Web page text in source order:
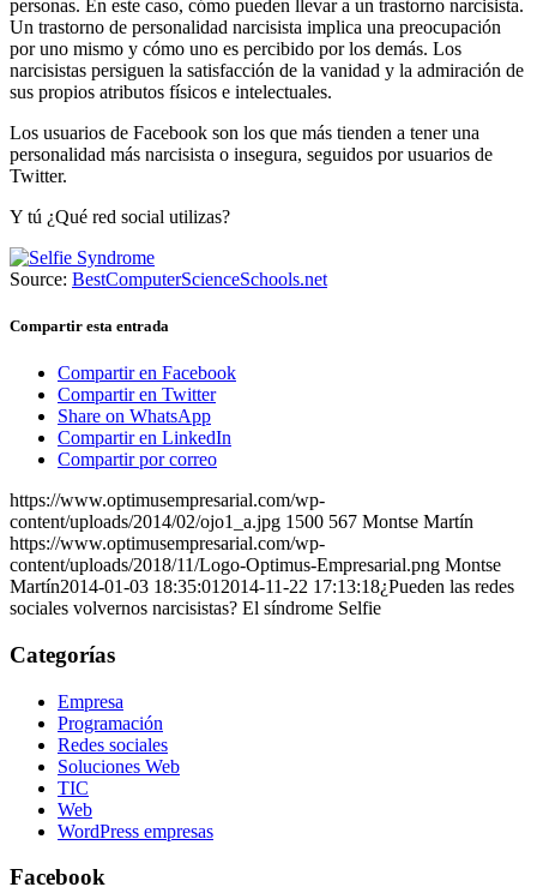
personas. En este caso, cómo pueden llevar a un trastorno narcisista.
Un trastorno de personalidad narcisista implica una preocupación
por uno mismo y cómo uno es percibido por los demás. Los
narcisistas persiguen la satisfacción de la vanidad y la admiración de
sus propios atributos físicos e intelectuales.
Los usuarios de Facebook son los que más tienden a tener una
personalidad más narcisista o insegura, seguidos por usuarios de
Twitter.
Y tú ¿Qué red social utilizas?
Source: BestComputerScienceSchools.net
Compartir esta entrada
Compartir en Facebook
Compartir en Twitter
Share on WhatsApp
Compartir en LinkedIn
Compartir por correo
https://www.optimusempresarial.com/wp-
content/uploads/2014/02/ojo1_a.jpg 1500 567 Montse Martín
https://www.optimusempresarial.com/wp-
content/uploads/2018/11/Logo-Optimus-Empresarial.png Montse
Martín2014-01-03 18:35:01 2014-11-22 17:13:18¿Pueden las redes
sociales volvernos narcisistas? El síndrome Selfie
Categorías
Empresa
Programación
Redes sociales
Soluciones Web
TIC
Web
WordPress empresas
Facebook